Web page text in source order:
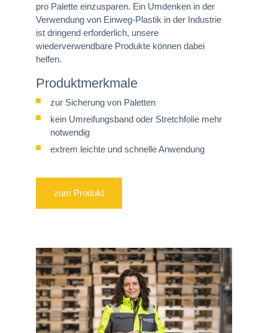
pro Palette einzusparen. Ein Umdenken in der
Verwendung von Einweg-Plastik in der Industrie
ist dringend erforderlich, unsere
wiederverwendbare Produkte können dabei
helfen.
Produktmerkmale
zur Sicherung von Paletten
kein Umreifungsband oder Stretchfolie mehr
notwendig
extrem leichte und schnelle Anwendung
zum Produkt